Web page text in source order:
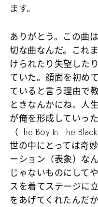
ます。
ありがとう。この曲
切な曲なんだ。これ
けられたり失望した
ていた。顔面を初め
ていると言う理由で
ときなんかにね。人
が俺を形成していっ
（The Boy In The
世の中にとっては奇
ーション（表象） な
じゃないものにして
スを着てステージに
をあげてくれたんだか